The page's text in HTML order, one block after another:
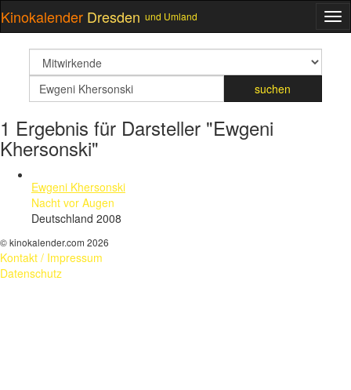
Kinokalender Dresden und Umland
suchfeld
Suchbegriff
suchen
1 Ergebnis für Darsteller "Ewgeni
Khersonski"
Ewgeni Khersonski
Nacht vor Augen
Deutschland 2008
© kinokalender.com 2026
Kontakt / Impressum
Datenschutz